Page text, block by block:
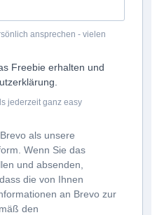
ansprechen - vielen
Freebie erhalten und
jederzeit ganz easy
als unsere
Wenn Sie das
und absenden,
die von Ihnen
an Brevo zur
den